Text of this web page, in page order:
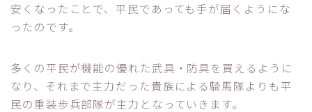
安くなったことで、平民であっても手が届くようにな
ったのです。
多くの平民が機能の優れた武具・防具を買えるように
なり、それまで主力だった貴族による騎馬隊よりも平
民の重装歩兵部隊が主力となっていきます。